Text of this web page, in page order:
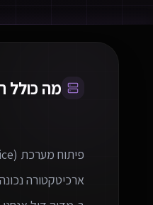
מה כולל